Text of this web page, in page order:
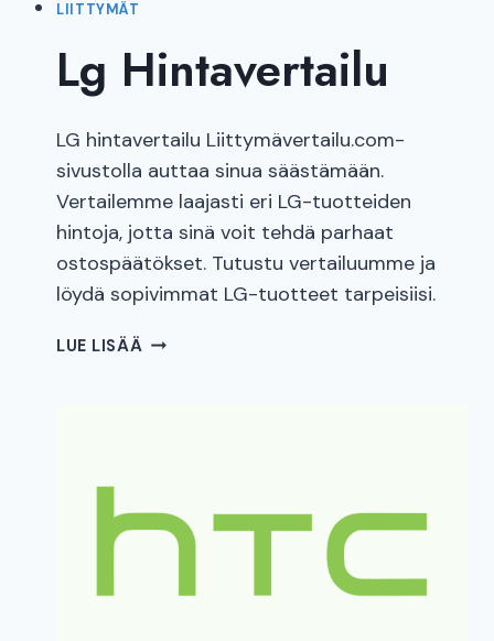
LIITTYMÄT
Lg Hintavertailu
LG hintavertailu Liittymävertailu.com-
sivustolla auttaa sinua säästämään.
Vertailemme laajasti eri LG-tuotteiden
hintoja, jotta sinä voit tehdä parhaat
ostospäätökset. Tutustu vertailuumme ja
löydä sopivimmat LG-tuotteet tarpeisiisi.
LUE LISÄÄ LG